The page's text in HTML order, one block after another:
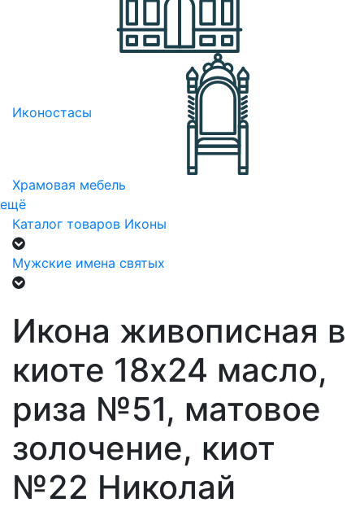
Иконостасы
Храмовая мебель
ещё
Каталог товаров Иконы
Мужские имена святых
Икона живописная в
киоте 18х24 масло,
риза №51, матовое
золочение, киот
№22 Николай